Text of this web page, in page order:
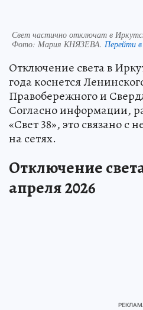
Свет частично отключат в
Фото: Мария КНЯЗЕВА. Перейти
Отключение света в
года коснется
Правобережного и
Согласно информации,
«Свет 38», это связано
на сетях.
Отключение
апреля 2026